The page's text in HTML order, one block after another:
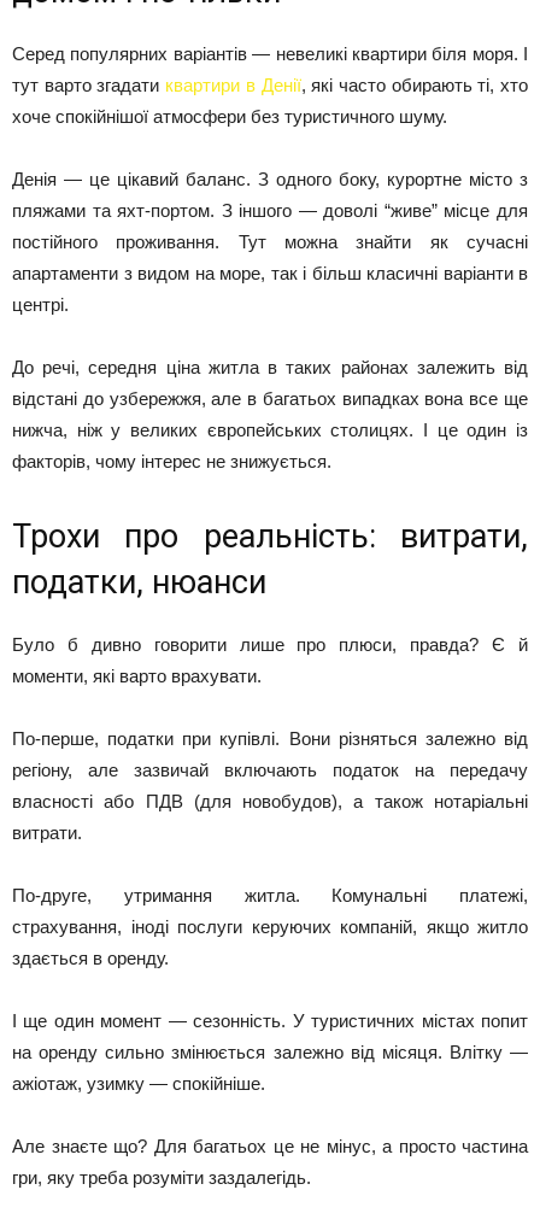
Серед популярних варіантів — невеликі квартири біля моря. І
тут варто згадати квартири в Денії, які часто обирають ті, хто
хоче спокійнішої атмосфери без туристичного шуму.
Денія — це цікавий баланс. З одного боку, курортне місто з
пляжами та яхт-портом. З іншого — доволі “живе” місце для
постійного проживання. Тут можна знайти як сучасні
апартаменти з видом на море, так і більш класичні варіанти в
центрі.
До речі, середня ціна житла в таких районах залежить від
відстані до узбережжя, але в багатьох випадках вона все ще
нижча, ніж у великих європейських столицях. І це один із
факторів, чому інтерес не знижується.
Трохи про реальність: витрати,
податки, нюанси
Було б дивно говорити лише про плюси, правда? Є й
моменти, які варто врахувати.
По-перше, податки при купівлі. Вони різняться залежно від
регіону, але зазвичай включають податок на передачу
власності або ПДВ (для новобудов), а також нотаріальні
витрати.
По-друге, утримання житла. Комунальні платежі,
страхування, іноді послуги керуючих компаній, якщо житло
здається в оренду.
І ще один момент — сезонність. У туристичних містах попит
на оренду сильно змінюється залежно від місяця. Влітку —
ажіотаж, узимку — спокійніше.
Але знаєте що? Для багатьох це не мінус, а просто частина
гри, яку треба розуміти заздалегідь.